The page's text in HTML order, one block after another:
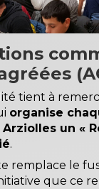
tient à
organise
un «
.
remplace le
que ce